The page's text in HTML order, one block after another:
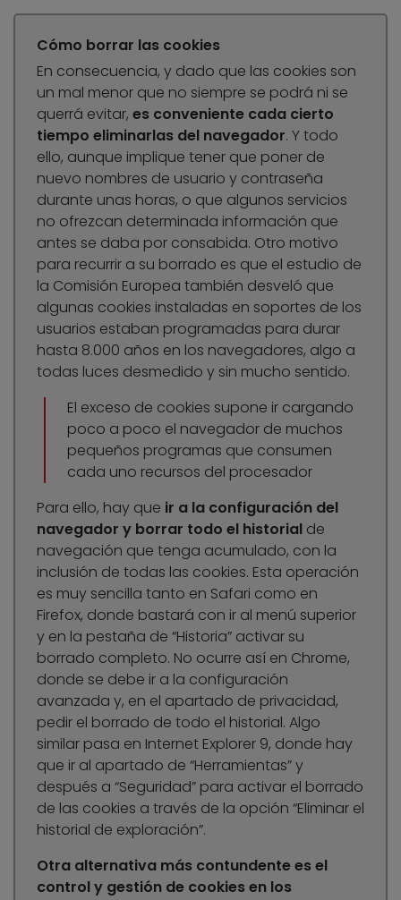
Cómo borrar las cookies
En consecuencia, y dado que las cookies son
un mal menor que no siempre se podrá ni se
querrá evitar, es conveniente cada cierto
tiempo eliminarlas del navegador. Y todo
ello, aunque implique tener que poner de
nuevo nombres de usuario y contraseña
durante unas horas, o que algunos servicios
no ofrezcan determinada información que
antes se daba por consabida. Otro motivo
para recurrir a su borrado es que el estudio de
la Comisión Europea también desveló que
algunas cookies instaladas en soportes de los
usuarios estaban programadas para durar
hasta 8.000 años en los navegadores, algo a
todas luces desmedido y sin mucho sentido.
El exceso de cookies supone ir cargando
poco a poco el navegador de muchos
pequeños programas que consumen
cada uno recursos del procesador
Para ello, hay que ir a la configuración del
navegador y borrar todo el historial de
navegación que tenga acumulado, con la
inclusión de todas las cookies. Esta operación
es muy sencilla tanto en Safari como en
Firefox, donde bastará con ir al menú superior
y en la pestaña de “Historia” activar su
borrado completo. No ocurre así en Chrome,
donde se debe ir a la configuración
avanzada y, en el apartado de privacidad,
pedir el borrado de todo el historial. Algo
similar pasa en Internet Explorer 9, donde hay
que ir al apartado de “Herramientas” y
después a “Seguridad” para activar el borrado
de las cookies a través de la opción “Eliminar el
historial de exploración”.
Otra alternativa más contundente es el
control y gestión de cookies en los